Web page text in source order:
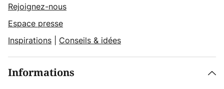
Rejoignez-nous
Espace presse
Inspirations
Conseils & idées
Informations